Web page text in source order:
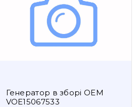
Генератор в зборі OEM
VOE15067533